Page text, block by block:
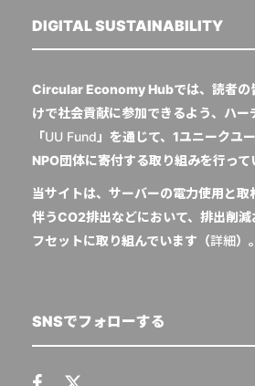
DIGITAL SUSTAINABILITY
Circular Economy Hubでは、読者の
けで社会貢献に参加できるよう、ハー
「UU Fund 」を通じて、1ユニークユ
NPO団体に寄付する取り組みを行って
当サイトは、サーバーの電力使用と取
伴うCO2排出などにおいて、排出削
フセットに取り組んでいます（詳細）。
SNSでフォローする